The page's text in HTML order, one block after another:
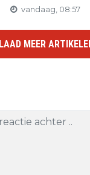
vandaag, 08:57
LAAD MEER